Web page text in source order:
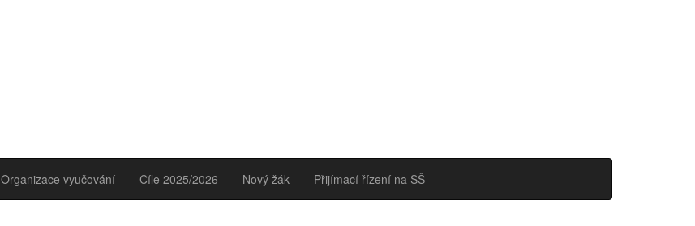
Organizace vyučování Cíle 2025/2026 Nový žák Přijímací řízení na SŠ